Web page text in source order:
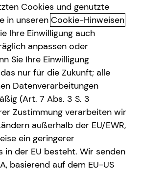
Cookies und genutzte
in unseren Cookie-Hinweisen
Ihre Einwilligung auch
anpassen oder
Sie Ihre Einwilligung
nur für die Zukunft; alle
Datenverarbeitungen
(Art. 7 Abs. 3 S. 3
Zustimmung verarbeiten wir
außerhalb der EU/EWR,
ein geringerer
in der EU besteht. Wir senden
basierend auf dem EU-US